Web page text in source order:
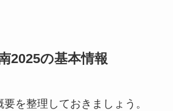
2025の基本情報
を整理しておきましょう。